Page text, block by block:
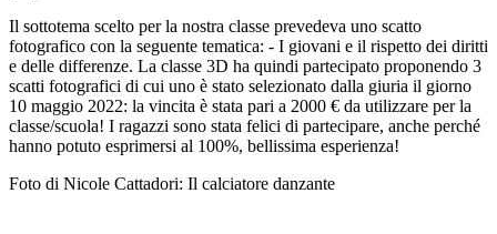
Il sottotema scelto per la nostra classe prevedeva uno scatto
fotografico con la seguente tematica: - I giovani e il rispetto dei diritti
e delle differenze. La classe 3D ha quindi partecipato proponendo 3
scatti fotografici di cui uno è stato selezionato dalla giuria il giorno
10 maggio 2022: la vincita è stata pari a 2000 € da utilizzare per la
classe/scuola! I ragazzi sono stata felici di partecipare, anche perché
hanno potuto esprimersi al 100%, bellissima esperienza!
Foto di Nicole Cattadori: Il calciatore danzante